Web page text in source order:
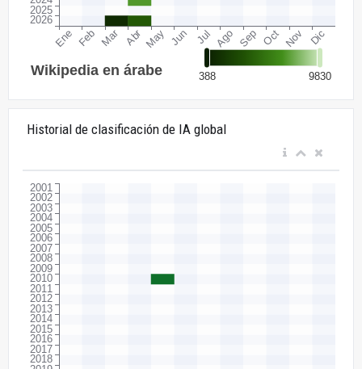
Historial de clasificación de IA global